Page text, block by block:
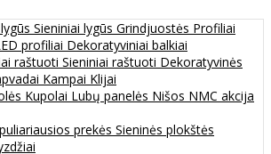
Sieniniai lygūs Grindjuostės Profiliai
profiliai Dekoratyviniai balkiai
raštuoti Sieniniai raštuoti Dekoratyvinės
Kampai Klijai
Kupolai Lubų panelės Nišos NMC akcija
prekės Sieninės plokštės